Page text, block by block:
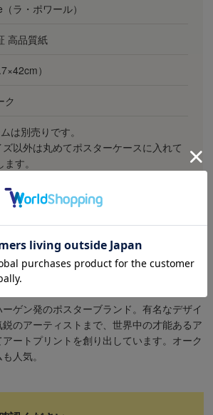
ラ・ポワール）
高品質紙
）
ク
は別売りです。
以外は丸めてポスターケースに入れて
す。
セットした状態でお届けします。
FRAME（ポスター＆フレーム）
ゲン発のポスターブランド。有名なデザイ
のアーティストまで、世界中の才能あるア
ートプリントを創り出しています。オーク
人気。